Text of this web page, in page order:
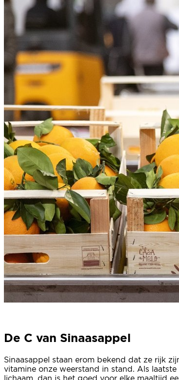
De C van Sinaasappel
Sinaasappel staan erom bekend dat ze rijk
vitamine onze weerstand in stand. Als